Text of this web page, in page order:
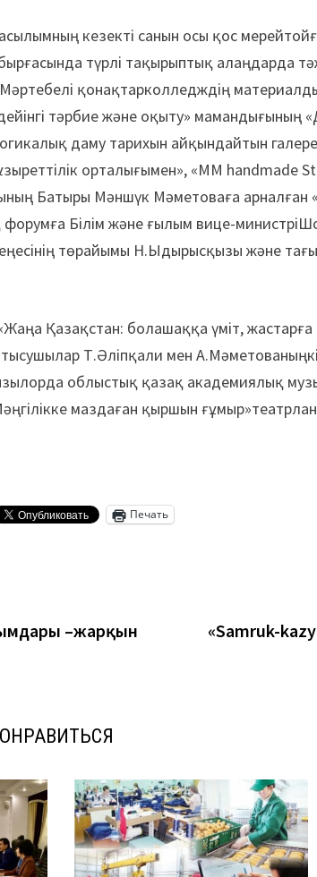
кезекті санын осы қос
түрлі тақырыптық алаңдарда
қонақтарколледждің
тәрбие және оқыту» мамандығының
даму тарихын айқындайтын
орталығымен», «MM handmade
Батыры Мәншүк Мәметоваға арналған
Білім және ғылым вице-
төрайымы Н.Ыдырысқызы және
Қазақстан: болашаққа үміт,
Т.Әліпқали мен
облыстық қазақ академиялық
маздаған қыршын
Печать
–жарқын
«Samruk-